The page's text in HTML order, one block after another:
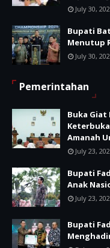
July 30,
Bupati
Menutup
July 30,
Pemerintahan
Buka Giat
Amanah
July 23,
Bupati
Anak
July 23,
Bupati